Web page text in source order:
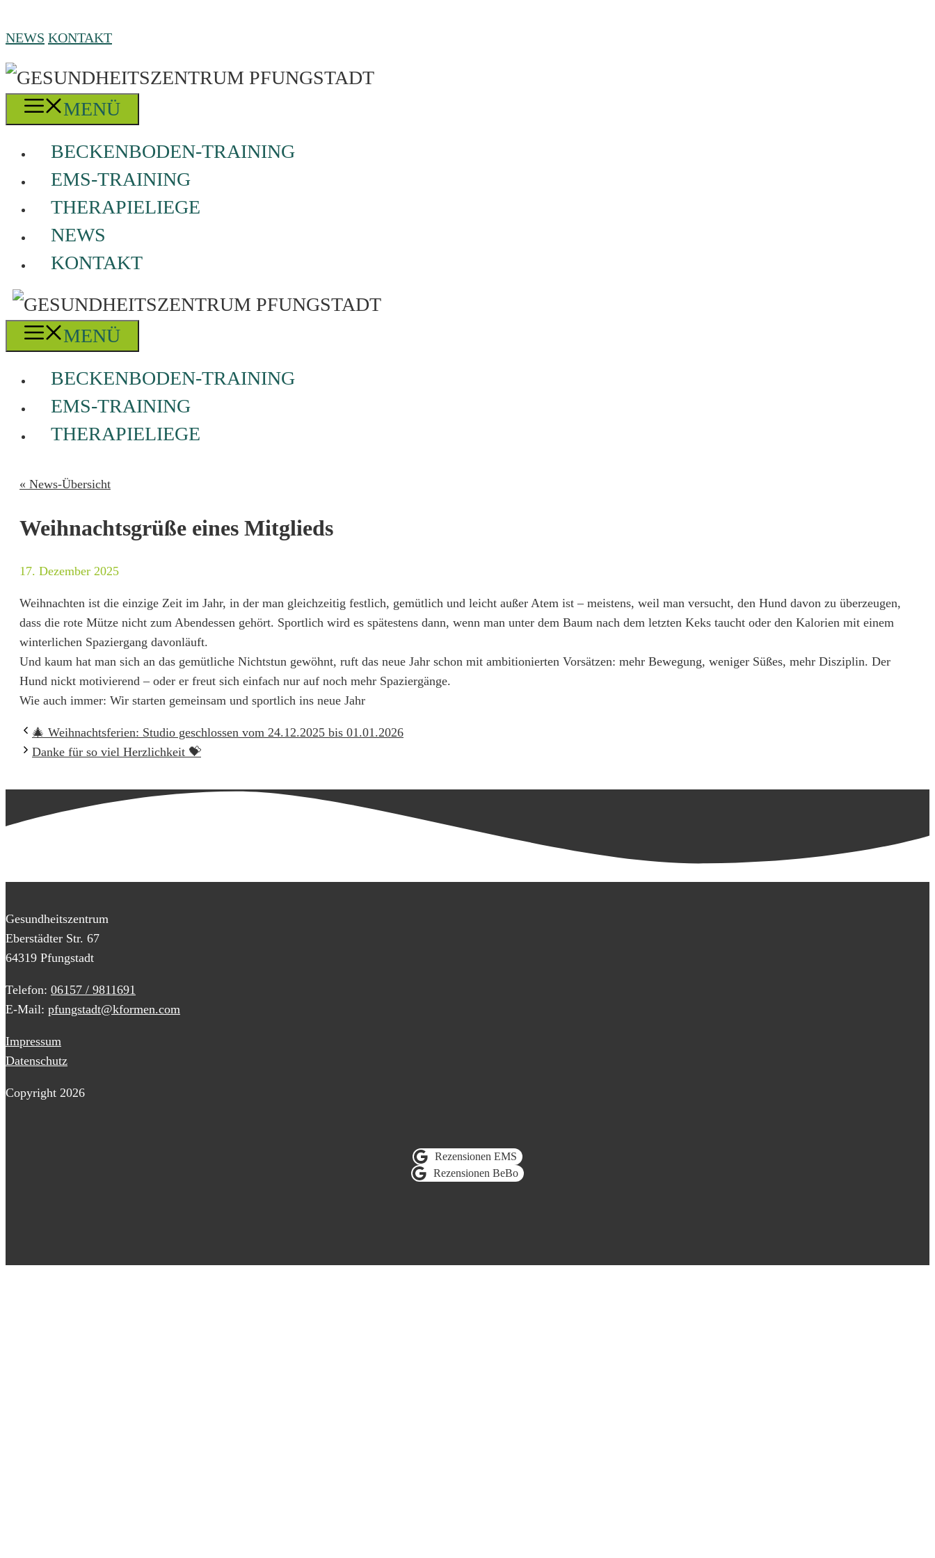
Inhalt
NEWS KONTAKT
MENÜ
BECKENBODEN-TRAINING
EMS-TRAINING
THERAPIELIEGE
NEWS
KONTAKT
MENÜ
BECKENBODEN-TRAINING
EMS-TRAINING
THERAPIELIEGE
« News-Übersicht
Weihnachtsgrüße eines Mitglieds
17. Dezember 2025
Weihnachten ist die einzige Zeit im Jahr, in der man gleichzeitig festlich, gemütlich und leicht außer Atem ist – meistens, weil man versucht, den Hund davon zu überzeugen,
dass die rote Mütze nicht zum Abendessen gehört. Sportlich wird es spätestens dann, wenn man unter dem Baum nach dem letzten Keks taucht oder den Kalorien mit einem
winterlichen Spaziergang davonläuft.
Und kaum hat man sich an das gemütliche Nichtstun gewöhnt, ruft das neue Jahr schon mit ambitionierten Vorsätzen: mehr Bewegung, weniger Süßes, mehr Disziplin. Der
Hund nickt motivierend – oder er freut sich einfach nur auf noch mehr Spaziergänge.
Wie auch immer: Wir starten gemeinsam und sportlich ins neue Jahr
🎄 Weihnachtsferien: Studio geschlossen vom 24.12.2025 bis 01.01.2026
Danke für so viel Herzlichkeit 💝
Gesundheitszentrum
Eberstädter Str. 67
64319 Pfungstadt
Telefon: 06157 / 9811691
E-Mail: pfungstadt@kformen.com
Impressum
Datenschutz
Copyright 2026
Rezensionen EMS
Rezensionen BeBo